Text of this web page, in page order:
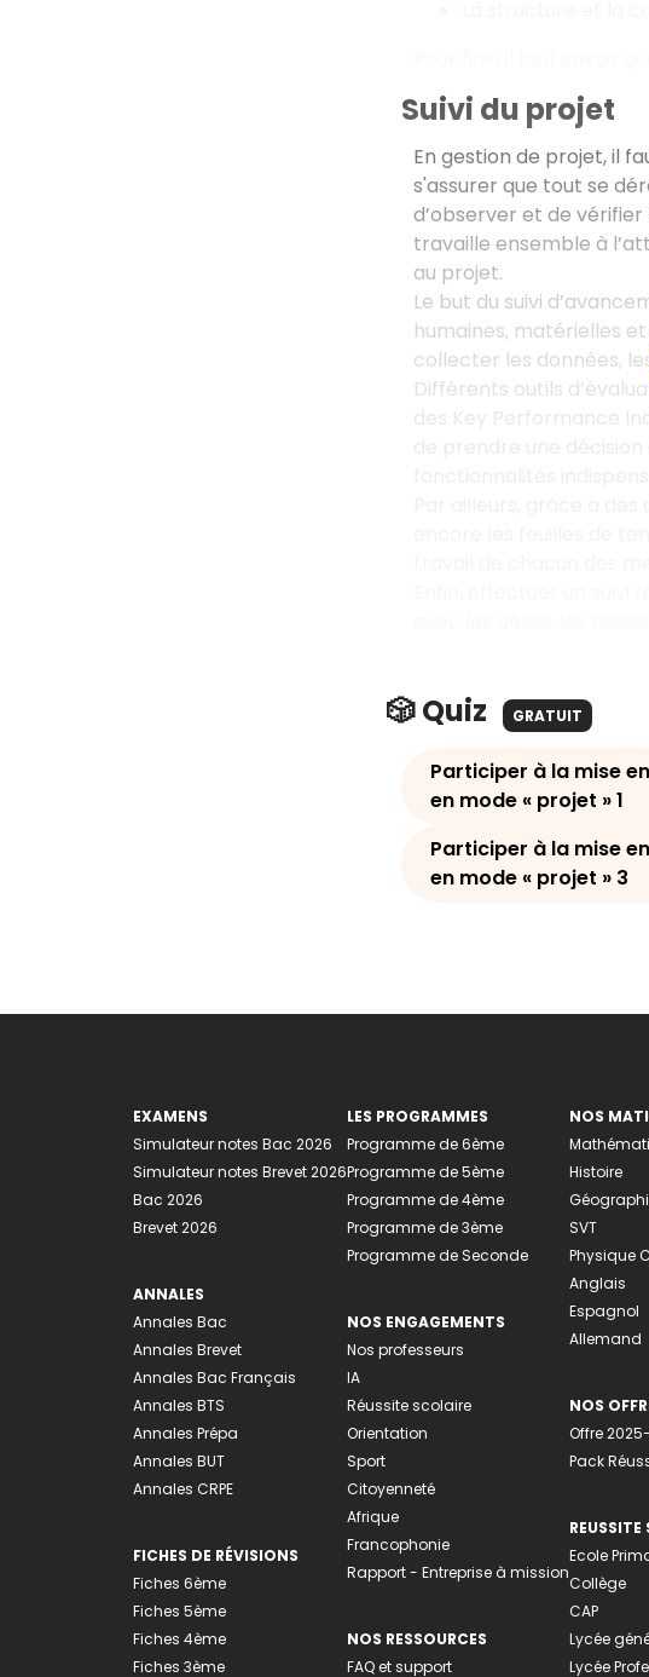
Suivi du projet
En gestion de projet, il
s'assurer que tout se
d’observer et de
travaille ensemble à
au projet.
Le but du suivi
humaines, matérielles
collecter les données,
Différents outils
Key Performance
🎲 Quiz GRATUIT
Participer à la mise
en mode « projet » 1
Participer à la mise
en mode « projet » 3
EXAMENS
Simulateur notes Bac 2026
Simulateur notes Brevet 2026
Bac 2026
Brevet 2026
ANNALES
Annales Bac
Annales Brevet
Annales Bac Français
Annales BTS
Annales Prépa
Annales BUT
Annales CRPE
FICHES DE RÉVISIONS
Fiches 6ème
Fiches 5ème
Fiches 4ème
Fiches 3ème
LES PROGRAMMES
Programme de 6ème
Programme de 5ème
Programme de 4ème
Programme de 3ème
Programme de Seconde
NOS ENGAGEMENTS
Nos professeurs
IA
Réussite scolaire
Orientation
Sport
Citoyenneté
Afrique
Francophonie
Rapport - Entreprise à mission
NOS RESSOURCES
FAQ et support
NOS
Histoire
SVT
Physique
Anglais
Espagnol
Allemand
NOS
Offre
Pack
REUSSITE
Ecole
Collège
CAP
Lycée
Lycée